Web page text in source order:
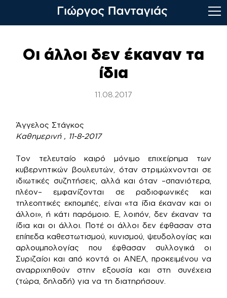
contentΟι άλλοι δεν έκαναν τα
ίδια
11.08.2017
Άγγελος Στάγκος
Καθημερινή , 11-8-2017
Τον τελευταίο καιρό μόνιμο επιχείρημα των
κυβερνητικών βουλευτών, όταν στριμώχνονται σε
ιδιωτικές συζητήσεις, αλλά και όταν –σπανιότερα,
πλέον– εμφανίζονται σε ραδιοφωνικές και
τηλεοπτικές εκπομπές, είναι «τα ίδια έκαναν και οι
άλλοι», ή κάτι παρόμοιο. Ε, λοιπόν, δεν έκαναν τα
ίδια και οι άλλοι. Ποτέ οι άλλοι δεν έφθασαν στα
επίπεδα καθεστωτισμού, κυνισμού, ψευδολογίας και
αρλουμπολογίας που έφθασαν συλλογικά οι
Συριζαίοι και από κοντά οι ΑΝΕΛ, προκειμένου να
αναρριχηθούν στην εξουσία και στη συνέχεια
(τώρα, δηλαδή) για να τη διατηρήσουν.